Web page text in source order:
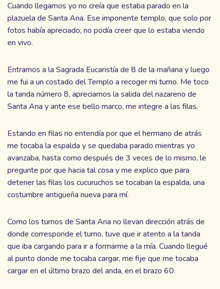
Cuando llegamos yo no creía que estaba parado en la
plazuela de Santa Ana. Ese imponente templo, que solo por
fotos había apreciado, no podía creer que lo estaba viendo
en vivo.
Entramos a la Sagrada Eucaristía de 8 de la mañana y luego
me fui a un costado del Templo a recoger mi turno. Me toco
la tanda número 8, apreciamos la salida del nazareno de
Santa Ana y ante ese bello marco, me integre a las filas.
Estando en filas no entendía por que el hermano de atrás
me tocaba la espalda y se quedaba parado mientras yo
avanzaba, hasta como después de 3 veces de lo mismo, le
pregunte por que hacia tal cosa y me explico que para
detener las filas los cucuruchos se tocaban la espalda, una
costumbre antigüeña nueva para mí.
Como los turnos de Santa Ana no llevan dirección atrás de
donde corresponde el turno, tuve que ir atento a la tanda
que iba cargando para ir a formarme a la mía. Cuando llegué
al punto donde me tocaba cargar, me fije que me tocaba
cargar en el último brazo del anda, en el brazo 60.